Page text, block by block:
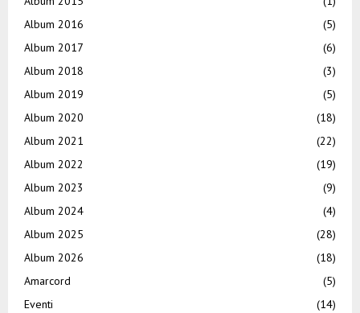
Album 2016
(5)
Album 2017
(6)
Album 2018
(3)
Album 2019
(5)
Album 2020
(18)
Album 2021
(22)
Album 2022
(19)
Album 2023
(9)
Album 2024
(4)
Album 2025
(28)
Album 2026
(18)
Amarcord
(5)
Eventi
(14)